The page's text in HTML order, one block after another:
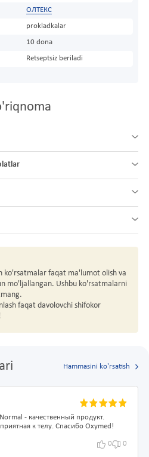
ОЛТЕКС
prokladkalar
10 dona
Retseptsiz beriladi
ko'rsatmalar faqat ma'lumot olish va
mo'ljallangan. Ushbu ko'rsatmalarni
faqat davolovchi shifokor
Hammasini ko'rsatish
- качественный продукт.
к телу. Спасибо Oxymed!
0 0